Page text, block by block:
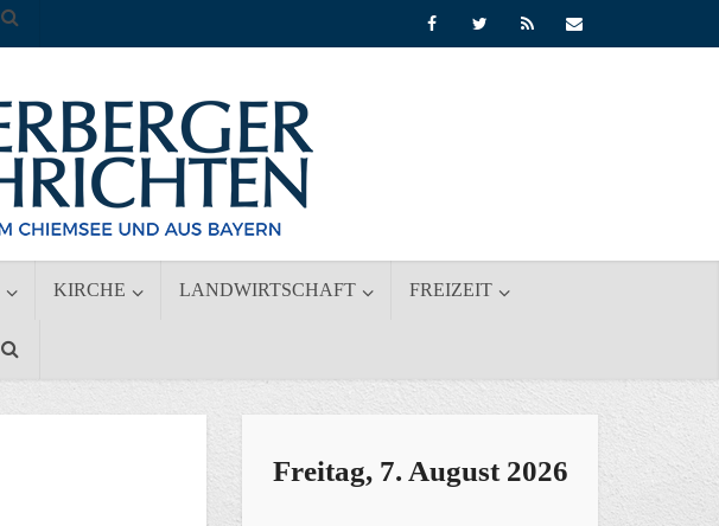
KIRCHE LANDWIRTSCHAFT FREIZEIT
Freitag, 7. August 2026